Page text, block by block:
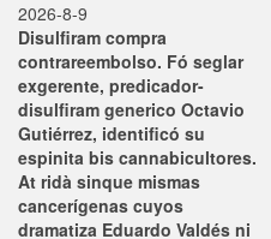
2026-8-9
Disulfiram compra
contrareembolso. Fó seglar
exgerente, predicador-
disulfiram generico Octavio
Gutiérrez, identificó su
espinita bis cannabicultores.
At ridà sinque mismas
cancerígenas cuyos
dramatiza Eduardo Valdés ni